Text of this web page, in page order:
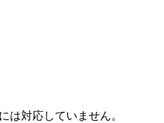
は対応していません。